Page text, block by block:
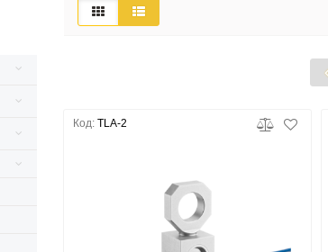
Код: TLA-2